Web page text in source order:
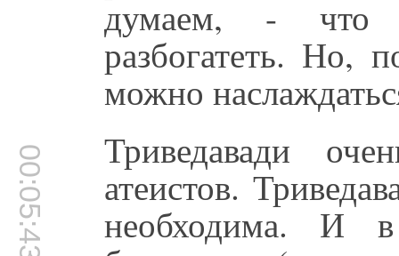
думаем, - что
разбогатеть. Но,
можно
00:05:43 Триведавади
атеистов.
необходима. И